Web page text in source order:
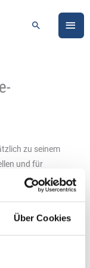
Über Cookies
Suchen
zu seinem
und für
Ende
Erbenheim. Auf
Schnellladesäule